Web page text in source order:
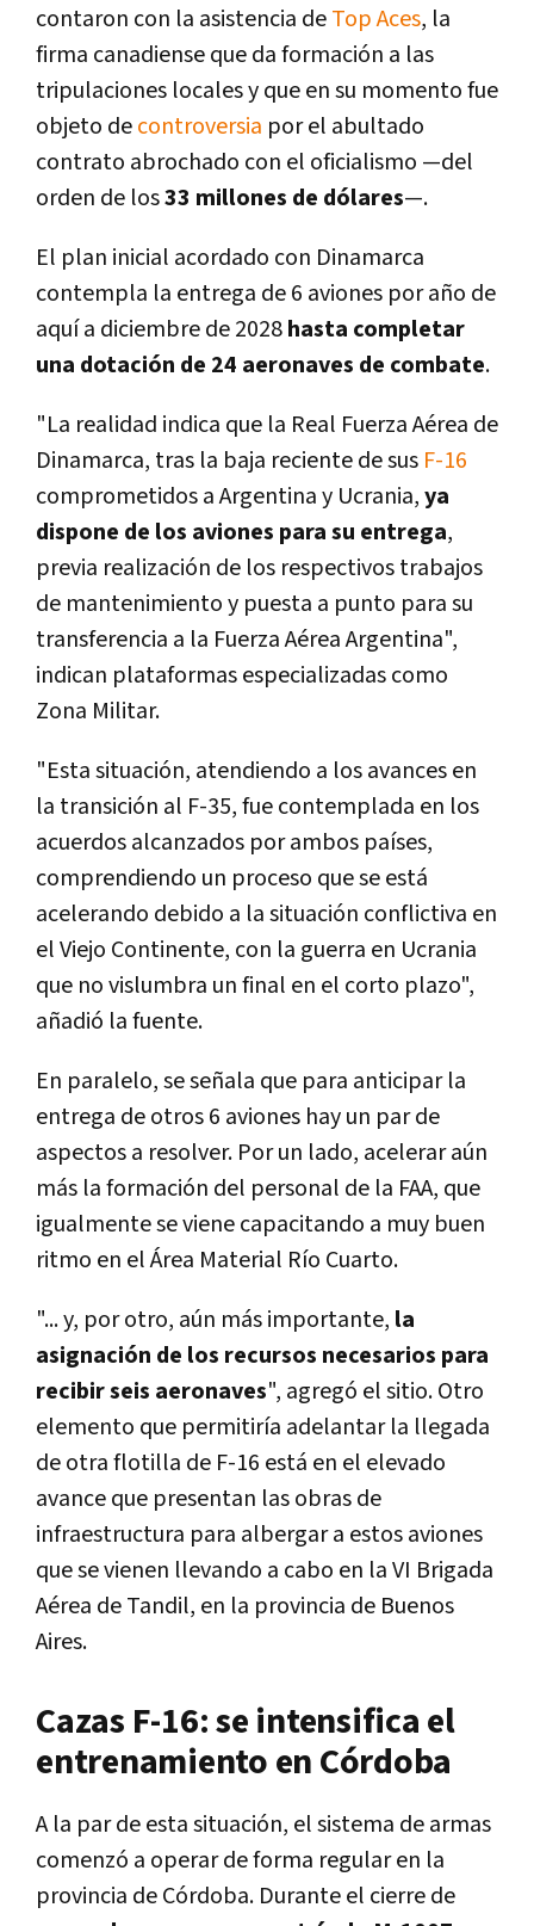
contaron con la asistencia deTop Aces, la
firma canadiense que da formación a las
tripulaciones locales y que en su momento fue
objeto decontroversia por el abultado
contrato abrochado con el oficialismo —del
orden de los33 millones de dólares—.
El plan inicial acordado con Dinamarca
contempla la entrega de 6 aviones por año de
aquí a diciembre de 2028hasta completar
una dotación de 24 aeronaves de combate.
"La realidad indica que la Real Fuerza Aérea de
Dinamarca, tras la baja reciente de sus F-16
comprometidos a Argentina y Ucrania,ya
dispone de los aviones para su entrega,
previa realización de los respectivos trabajos
de mantenimiento y puesta a punto para su
transferencia a la Fuerza Aérea Argentina",
indican plataformas especializadas como
Zona Militar.
"Esta situación, atendiendo a los avances en
la transición al F-35, fue contemplada en los
acuerdos alcanzados por ambos países,
comprendiendo un proceso que se está
acelerando debido a la situación conflictiva en
el Viejo Continente, con la guerra en Ucrania
que no vislumbra un final en el corto plazo",
añadió la fuente.
En paralelo, se señala que para anticipar la
entrega de otros 6 aviones hay un par de
aspectos a resolver. Por un lado, acelerar aún
más la formación del personal de la FAA, que
igualmente se viene capacitando a muy buen
ritmo en el Área Material Río Cuarto.
"... y, por otro, aún más importante, la
asignación de los recursos necesarios para
recibir seis aeronaves", agregó el sitio. Otro
elemento que permitiría adelantar la llegada
de otra flotilla de F-16 está en el elevado
avance que presentan las obras de
infraestructura para albergar a estos aviones
que se vienen llevando a cabo en la VI Brigada
Aérea de Tandil, en la provincia de Buenos
Aires.
Cazas F-16: se intensifica el
entrenamiento en Córdoba
A la par de esta situación, el sistema de armas
comenzó a operar de forma regular en la
provincia de Córdoba. Durante el cierre de